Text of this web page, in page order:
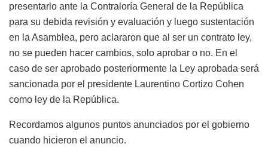
presentarlo ante la Contraloría General de la República
para su debida revisión y evaluación y luego sustentación
en la Asamblea, pero aclararon que al ser un contrato ley,
no se pueden hacer cambios, solo aprobar o no. En el
caso de ser aprobado posteriormente la Ley aprobada será
sancionada por el presidente Laurentino Cortizo Cohen
como ley de la República.
Recordamos algunos puntos anunciados por el gobierno
cuando hicieron el anuncio.